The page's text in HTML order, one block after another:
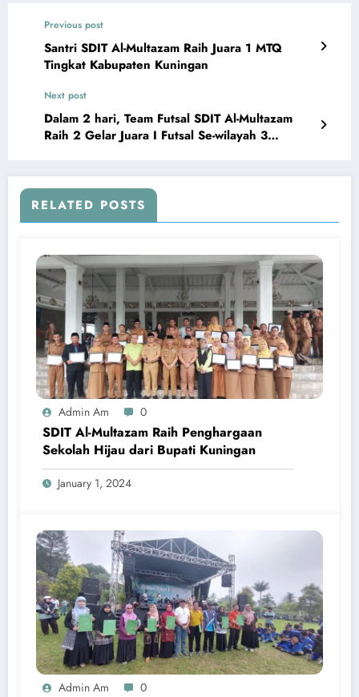
Previous post
Santri SDIT Al-Multazam Raih Juara 1 MTQ
Tingkat Kabupaten Kuningan
Next post
Dalam 2 hari, Team Futsal SDIT Al-Multazam
Raih 2 Gelar Juara I Futsal Se-wilayah 3
RELATED POSTS
Admin Am 0
SDIT Al-Multazam Raih Penghargaan
Sekolah Hijau dari Bupati Kuningan
January 1, 2024
Admin Am 0